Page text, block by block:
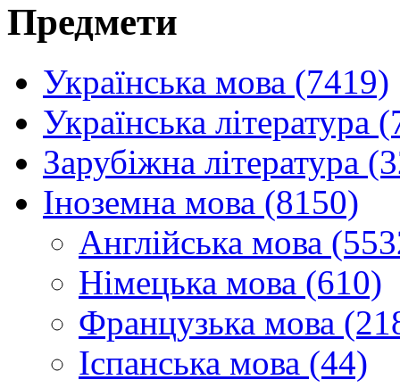
Предмети
Українська мова (7419)
Українська література
Зарубіжна література
Іноземна мова (8150)
Англійська мова
Німецька мова (610)
Французька мова
Іспанська мова (44)